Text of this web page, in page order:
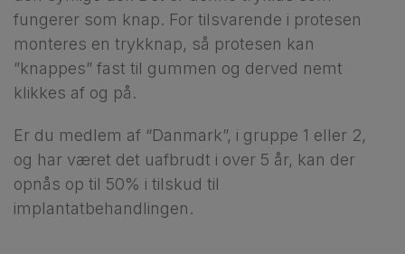
fungerer som knap. For tilsvarende i protesen
monteres en trykknap, så protesen kan
”knappes” fast til gummen og derved nemt
klikkes af og på.
Er du medlem af “Danmark”, i gruppe 1 eller 2,
og har været det uafbrudt i over 5 år, kan der
opnås op til 50% i tilskud til
implantatbehandlingen.